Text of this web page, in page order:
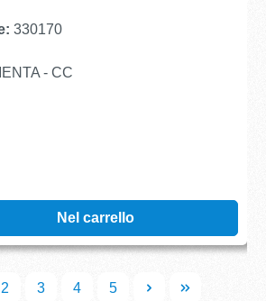
330170
- CC
Nel carrello
2 3 4 5